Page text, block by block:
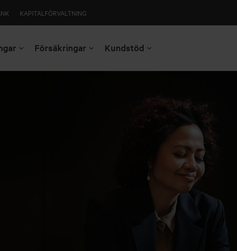
KAPITALFÖRVALTNING
Försäkringar Kundstöd